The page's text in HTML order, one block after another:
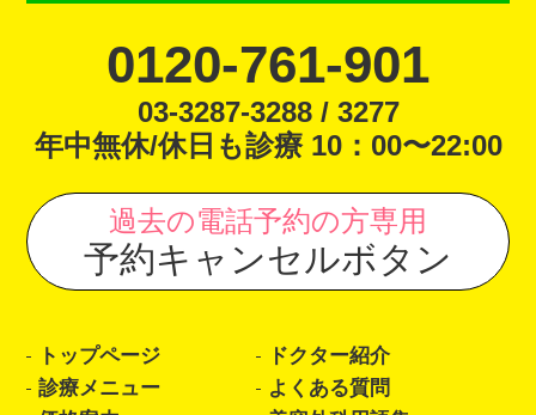
0120-761-901
03-3287-3288 / 3277
年中無休/休日も診療 10：00〜22:00
過去の電話予約の方専用
予約キャンセルボタン
トップページ
ドクター紹介
診療メニュー
よくある質問